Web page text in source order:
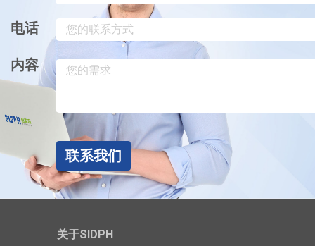
电话
内容
联系我们
关于SIDPH